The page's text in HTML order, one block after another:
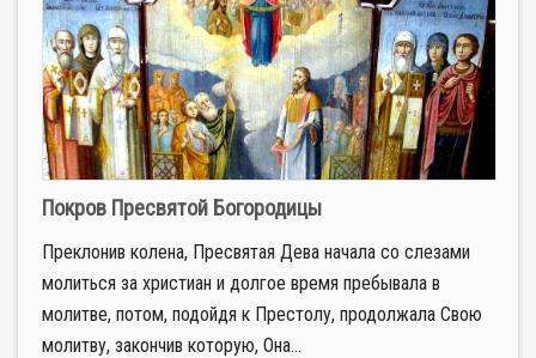
Покров Пресвятой Богородицы
Преклонив колена, Пресвятая Дева начала со слезами
молиться за христиан и долгое время пребывала в
молитве, потом, подойдя к Престолу, продолжала Свою
молитву, закончив которую, Она...